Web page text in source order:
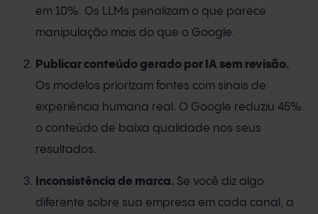
em 10%. Os LLMs penalizam o que parece
manipulação mais do que o Google.
Publicar conteúdo gerado por IA sem revisão.
Os modelos priorizam fontes com sinais de
experiência humana real. O Google reduziu 45%
o conteúdo de baixa qualidade nos seus
resultados.
Inconsistência de marca. Se você diz algo
diferente sobre sua empresa em cada canal, a